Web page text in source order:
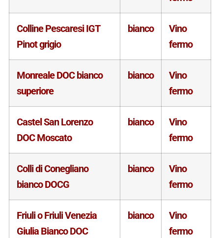
Colline Pescaresi IGT
Pinot grigio
bianco
Vino
fermo
Monreale DOC bianco
superiore
bianco
Vino
fermo
Castel San Lorenzo
DOC Moscato
bianco
Vino
fermo
Colli di Conegliano
bianco DOCG
bianco
Vino
fermo
Friuli o Friuli Venezia
Giulia Bianco DOC
bianco
Vino
fermo